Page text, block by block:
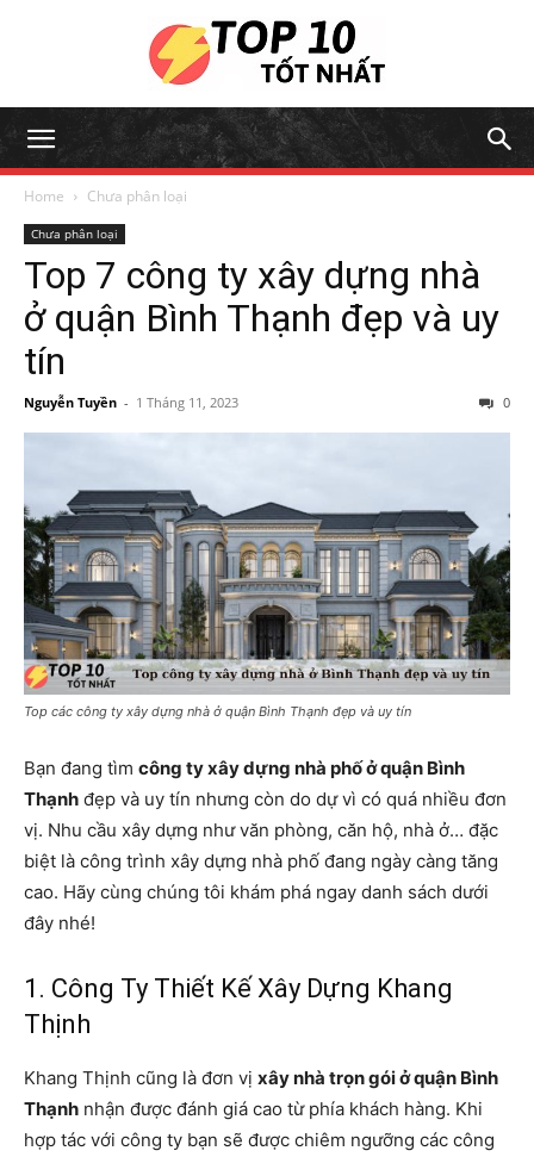
Home Chưa phân loại
Chưa phân loại
Top 7 công ty xây dựng nhà
ở quận Bình Thạnh đẹp và uy
tín
Nguyễn Tuyền - 1 Tháng 11, 2023 0
Top các công ty xây dựng nhà ở quận Bình Thạnh đẹp và uy tín
Bạn đang tìm công ty xây dựng nhà phố ở quận Bình
Thạnh đẹp và uy tín nhưng còn do dự vì có quá nhiều đơn
vị. Nhu cầu xây dựng như văn phòng, căn hộ, nhà ở… đặc
biệt là công trình xây dựng nhà phố đang ngày càng tăng
cao. Hãy cùng chúng tôi khám phá ngay danh sách dưới
đây nhé!
1. Công Ty Thiết Kế Xây Dựng Khang
Thịnh
Khang Thịnh cũng là đơn vị xây nhà trọn gói ở quận Bình
Thạnh nhận được đánh giá cao từ phía khách hàng. Khi
hợp tác với công ty bạn sẽ được chiêm ngưỡng các công